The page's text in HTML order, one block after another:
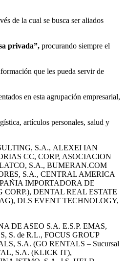
de la cual se busca ser aliados
privada”, procurando siempre el
que les pueda servir de
en esta agrupación empresarial,
artículos personales, salud y
S.A., ALEXEI IAN
CC, CORP, ASOCIACION
S.A., BUMERAN.COM
S.A., CENTRAL AMERICA
IMPORTADORA DE
DENTAL REAL ESTATE
DLS EVENT TECHNOLOGY,
DE ASEO S.A. E.S.P. EMAS,
S. de R.L., FOCUS GROUP
S.A. (GO RENTALS – Sucursal
S.A. (KLICK IT),